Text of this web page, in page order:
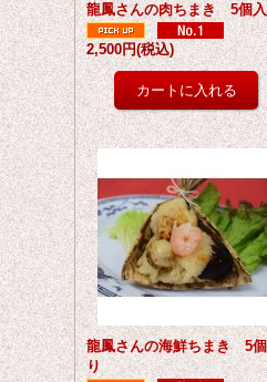
龍鳳さんの肉ちまき 5個
2,500円(税込)
龍鳳さんの海鮮ちまき 5
り